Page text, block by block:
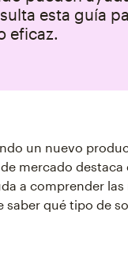
esta guía
eficaz.
un nuevo
mercado
a comprender
saber qué tipo de